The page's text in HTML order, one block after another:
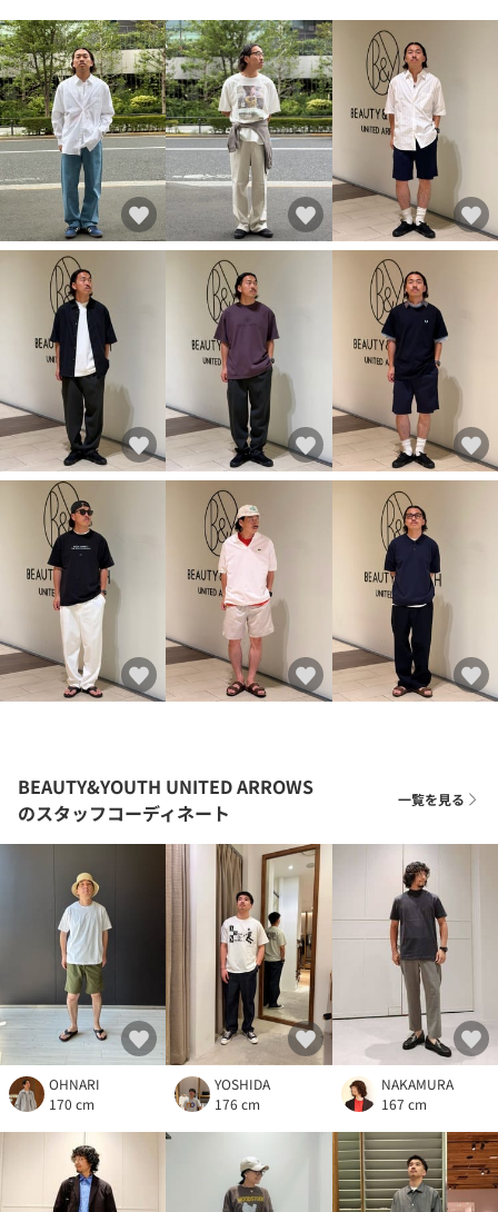
BEAUTY&YOUTH UNITED ARROWS
のスタッフコーディネート
一覧を見る
OHNARI
170 cm
YOSHIDA
176 cm
NAKAMURA
167 cm